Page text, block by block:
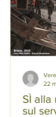
sereni e
SÌ alla
sul
22